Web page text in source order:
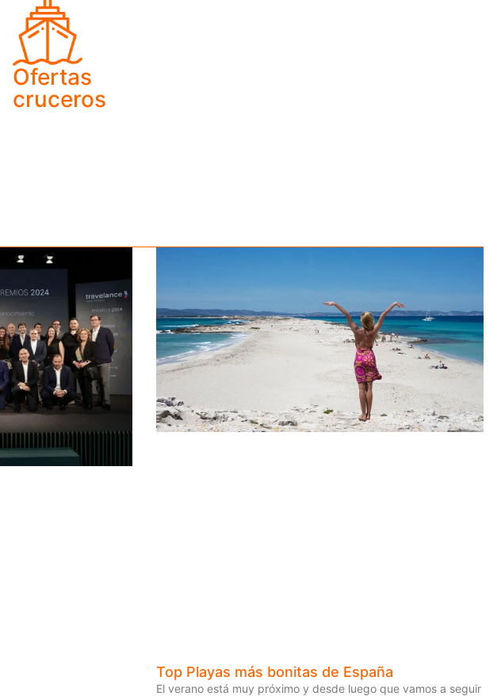
Ofertas
cruceros
Top Playas más bonitas de España
El verano está muy próximo y desde luego que vamos a seguir